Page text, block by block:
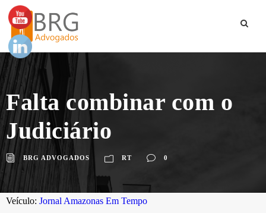
Falta combinar com o
Judiciário
BRG ADVOGADOS RT 0
Veículo: Jornal Amazonas Em Tempo